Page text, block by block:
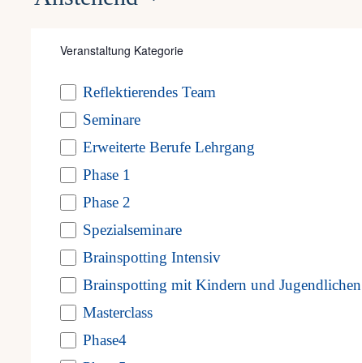
wählen.
Changing
the
form
inputs
will
the
list
Veranstaltung Kategorie
Veranstaltung
Kategorie
Reflektierendes Team
Seminare
Erweiterte Berufe Lehrgang
Phase 1
Phase 2
Spezialseminare
Brainspotting Intensiv
Brainspotting mit Kindern und Jugendlichen
Masterclass
Phase4
September 2026
Do.
10
Kinder und Jugendliche – Wien
10. September 2026
Seminarraum 1140
Tickets kaufen €725,00 – €775,00
April 2027